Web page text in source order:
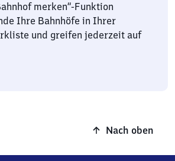
merken“-Funktion
Ihre Bahnhöfe in Ihrer
und greifen jederzeit auf
Nach oben